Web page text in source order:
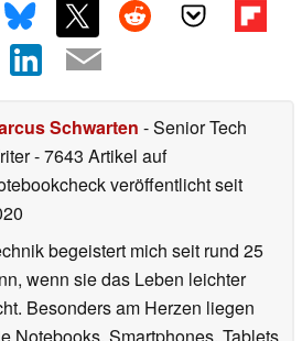
Schwarten - Senior Tech
- 7643 Artikel auf
veröffentlichtseit
begeistert mich seit rund 25
wenn sie das Leben leichter
Besonders am Herzen liegen
Notebooks, Smartphones, Tablets